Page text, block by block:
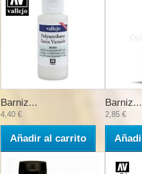
Barniz...
4,40 €
Añadir al carrito
Barniz...
2,85 €